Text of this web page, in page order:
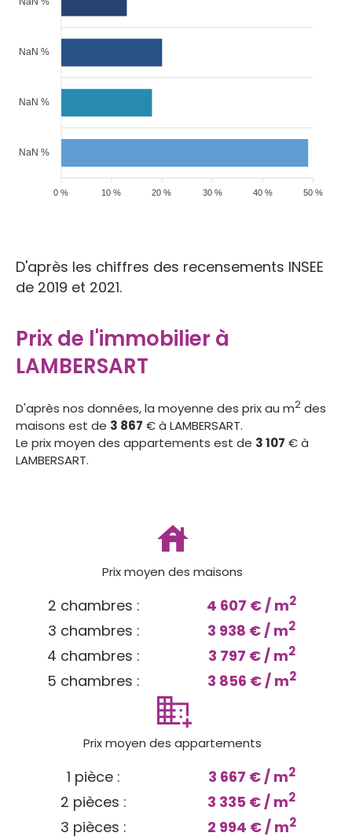
NaN %
NaN %
NaN %
50 %
40 %
30 %
20 %
10 %
0 %
D'après les chiffres des recensements INSEE
de 2019 et 2021.
Prix de l'immobilier à
LAMBERSART
D'après nos données, la moyenne des prix au m2 des
maisons est de 3 867 € à LAMBERSART.
Le prix moyen des appartements est de 3 107 € à
LAMBERSART.
Prix moyen des maisons
2 chambres : 4 607 € / m2
3 chambres : 3 938 € / m2
4 chambres : 3 797 € / m2
5 chambres : 3 856 € / m2
Prix moyen des appartements
1 pièce : 3 667 € / m2
2 pièces : 3 335 € / m2
3 pièces : 2 994 € / m2